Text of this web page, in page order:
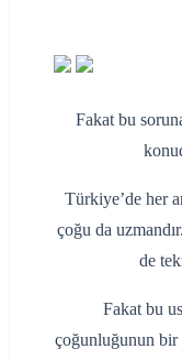
Fakat bu
Türkiye’de her
çoğu da
de
Fakat bu
çoğunluğunun bir